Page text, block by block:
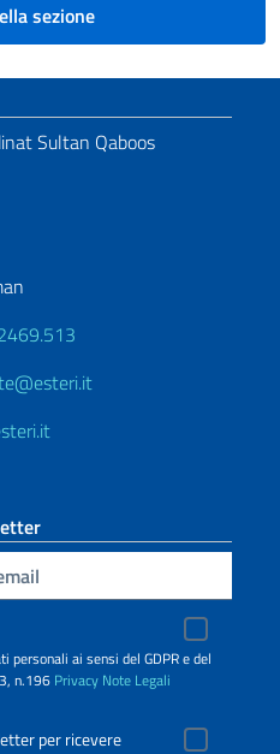
sezione
Sultan Qaboos
ai sensi del GDPR e del
n.196 Privacy Note Legali
per ricevere